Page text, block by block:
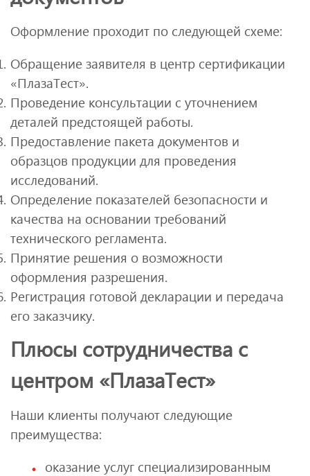
Оформление проходит по следующей схеме:
Обращение заявителя в центр сертификации
«ПлазаТест».
Проведение консультации с уточнением
деталей предстоящей работы.
Предоставление пакета документов и
образцов продукции для проведения
исследований.
Определение показателей безопасности и
качества на основании требований
технического регламента.
Принятие решения о возможности
оформления разрешения.
Регистрация готовой декларации и передача
его заказчику.
Плюсы сотрудничества с
центром «ПлазаТест»
Наши клиенты получают следующие
преимущества:
оказание услуг специализированным